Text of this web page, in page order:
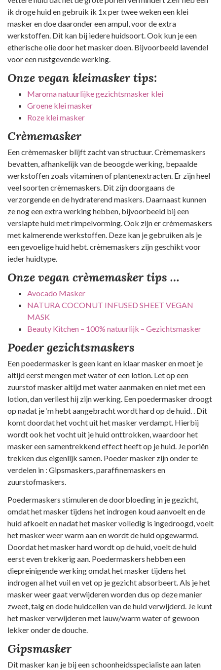
ik droge huid en gebruik ik 1x per twee weken een klei
masker en doe daaronder een ampul, voor de extra
werkstoffen. Dit kan bij iedere huidsoort. Ook kun je een
etherische olie door het masker doen. Bijvoorbeeld lavendel
voor een rustgevende werking.
Onze vegan kleimasker tips:
Maroma natuurlijke gezichtsmasker klei
Groene klei masker
Roze klei masker
Crèmemasker
Een crèmemasker blijft zacht van structuur. Crèmemaskers
bevatten, afhankelijk van de beoogde werking, bepaalde
werkstoffen zoals vitaminen of plantenextracten. Er zijn heel
veel soorten crèmemaskers. Dit zijn doorgaans de
verzorgende en de hydraterend maskers. Daarnaast kunnen
ze nog een extra werking hebben, bijvoorbeeld bij een
verslapte huid met rimpelvorming. Ook zijn er crèmemaskers
met kalmerende werkstoffen. Deze kan je gebruiken als je
een gevoelige huid hebt. crèmemaskers zijn geschikt voor
ieder huidtype.
Onze vegan crèmemasker tips …
Avocado Masker
NATURA COCONUT INFUSED SHEET VEGAN
MASK
Beauty Kitchen – 100% natuurlijk – Gezichtsmasker
Poeder gezichtsmaskers
Een poedermasker is geen kant en klaar masker en moet je
altijd eerst mengen met water of een lotion. Let op een
zuurstof masker altijd met water aanmaken en niet met een
lotion, dan verliest hij zijn werking. Een poedermasker droogt
op nadat je ‘m hebt aangebracht wordt hard op de huid. . Dit
komt doordat het vocht uit het masker verdampt. Hierbij
wordt ook het vocht uit je huid onttrokken, waardoor het
masker een samentrekkend effect heeft op je huid. Je poriën
trekken dus eigenlijk samen. Poeder masker zijn onder te
verdelen in : Gipsmaskers, paraffinemaskers en
zuurstofmaskers.
Poedermaskers stimuleren de doorbloeding in je gezicht,
omdat het masker tijdens het indrogen koud aanvoelt en de
huid afkoelt en nadat het masker volledig is ingedroogd, voelt
het masker weer warm aan en wordt de huid opgewarmd.
Doordat het masker hard wordt op de huid, voelt de huid
eerst even trekkerig aan. Poedermaskers hebben een
diepreinigende werking omdat het masker tijdens het
indrogen al het vuil en vet op je gezicht absorbeert. Als je het
masker weer gaat verwijderen worden dus op deze manier
zweet, talg en dode huidcellen van de huid verwijderd. Je kunt
het masker verwijderen met lauw/warm water of gewoon
lekker onder de douche.
Gipsmasker
Dit masker kan je bij een schoonheidsspecialiste aan laten